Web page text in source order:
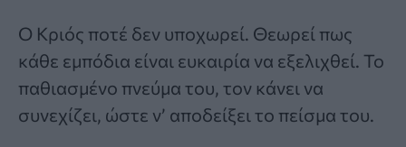
Ο Κριός ποτέ δεν υποχωρεί. Θεωρεί πως
κάθε εμπόδια είναι ευκαιρία να εξελιχθεί. Το
παθιασμένο πνεύμα του, τον κάνει να
συνεχίζει, ώστε ν’ αποδείξει το πείσμα του.